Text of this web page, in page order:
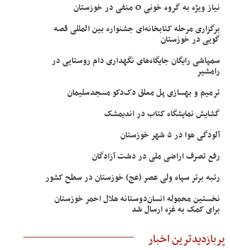
نیاز ویژه به گروه خونی O منفی در خوزستان
برگزاری مرحله کتابخانه‌ای جشنواره بین المللی قصه
گویی در خوزستان
سمپاشی رایگان جایگاه‌های نگهداری دام روستایی در
رامشیر
ترمیم و بهسازی پل معلق دک‌دکو مسجدسلیمان
گشایش نمایشگاه کتاب در اندیمشک
آلودگی هوا در ۵ شهر خوزستان
رفع تصرف اراضی ملی در دشت آزادگان
رتبه برتر سپاه ولی عصر (عج) خوزستان در سطح کشور
نخستین محموله انسان‌دوستانه هلال احمر خوزستان
برای کمک به غزه ارسال شد
پربازدیدترین اخبار